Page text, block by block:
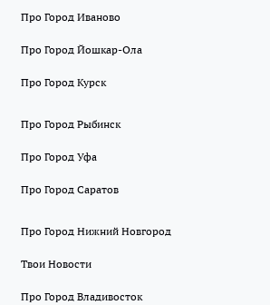
Про Город Иваново
Про Город Йошкар-Ола
Про Город Курск
Про Город Рыбинск
Про Город Уфа
Про Город Саратов
Про Город Нижний Новгород
Твои Новости
Про Город Владивосток